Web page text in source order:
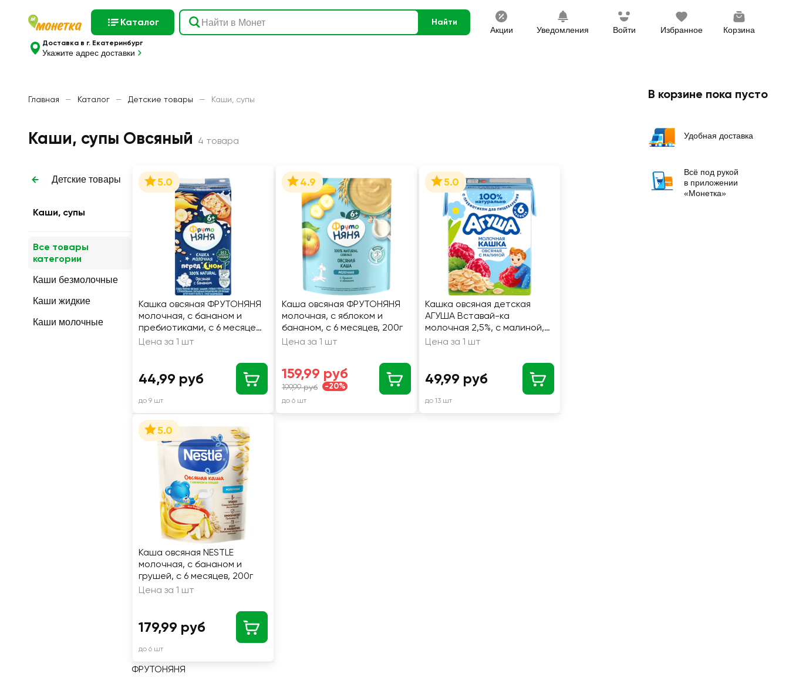
Каталог Найти
Акции Уведомления Войти Избранное Корзина
Доставка в г. Екатеринбург
Укажите адрес доставки
Главная — Каталог — Детские товары — Каши, супы
Каши, супы Овсяный 4 товара
Детские товары
Каши, супы
Все товары
категории
Каши безмолочные
Каши жидкие
Каши молочные
5.0
Кашка овсяная ФРУТОНЯНЯ
молочная, с бананом и
пребиотиками, с 6 месяцев,
200мл
Цена за 1 шт
44,99 руб
до 9 шт
4.9
Каша овсяная ФРУТОНЯНЯ
молочная, с яблоком и
бананом, с 6 месяцев, 200г
Цена за 1 шт
159,99 руб
199,99 руб -20%
до 6 шт
5.0
Кашка овсяная детская
АГУША Вставай-ка
молочная 2,5%, с малиной, с
6 месяцев, 200мл
Цена за 1 шт
49,99 руб
до 13 шт
5.0
Каша овсяная NESTLE
молочная, с бананом и
грушей, с 6 месяцев, 200г
Цена за 1 шт
179,99 руб
до 6 шт
ФРУТОНЯНЯ
В корзине пока пусто
Удобная доставка
Всё под рукой
в приложении
«Монетка»